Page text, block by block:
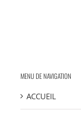
MENU DE NAVIGATION
ACCUEIL